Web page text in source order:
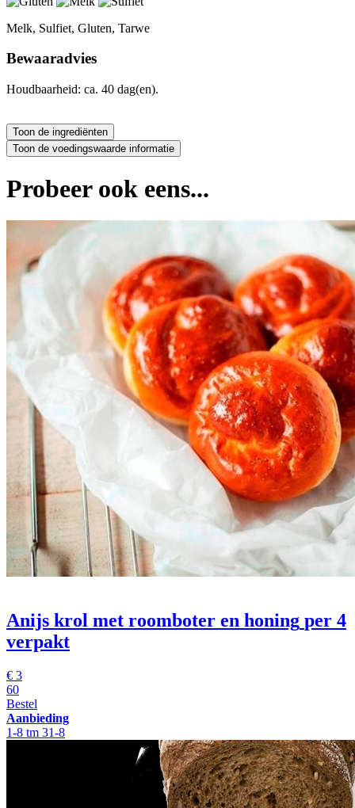
Melk, Sulfiet, Gluten, Tarwe
Bewaaradvies
Houdbaarheid: ca. 40 dag(en).
Probeer ook eens...
Anijs krol met roomboter en honing per 4
verpakt
€ 3
60
Bestel
Aanbieding
1-8 tm 31-8